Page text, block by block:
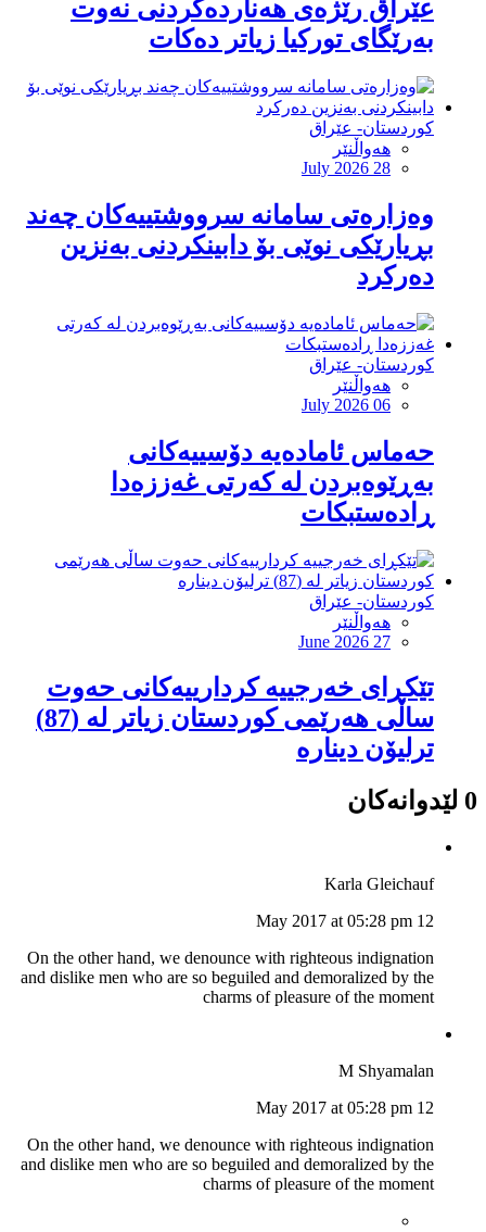
عێراق رێژەی هەناردەکردنی نەوت
بەرێگای تورکیا زیاتر دەکات
کوردستان- عێراق
هەواڵنێر
July 2026 28
وەزارەتی سامانە سرووشتییەکان چەند
بڕیارێکی نوێی بۆ دابینکردنی بەنزین
دەرکرد
کوردستان- عێراق
هەواڵنێر
July 2026 06
حەماس ئامادەیە دۆسییەکانی
بەڕێوەبردن لە کەرتی غەززەدا
ڕادەستبکات
کوردستان- عێراق
هەواڵنێر
June 2026 27
تێکڕای خەرجییە کردارییەکانی حەوت
ساڵی هەرێمی کوردستان زیاتر لە (87)
ترلیۆن دینارە
0 لێدوانەکان
Karla Gleichauf
12 May 2017 at 05:28 pm
On the other hand, we denounce with righteous indignation
and dislike men who are so beguiled and demoralized by the
charms of pleasure of the moment
M Shyamalan
12 May 2017 at 05:28 pm
On the other hand, we denounce with righteous indignation
and dislike men who are so beguiled and demoralized by the
charms of pleasure of the moment